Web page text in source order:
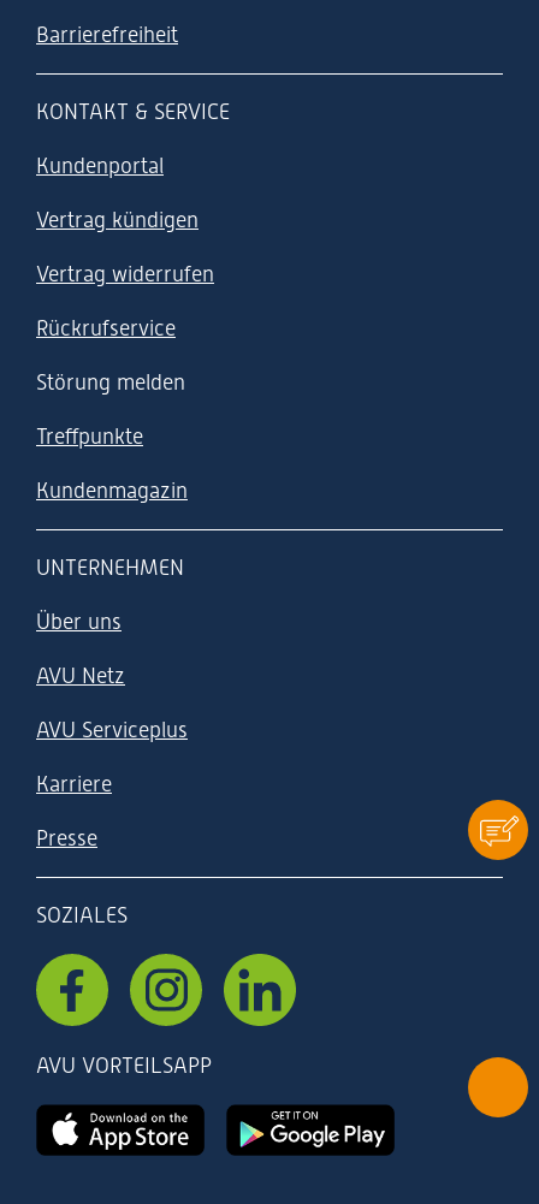
Barrierefreiheit
KONTAKT & SERVICE
Kundenportal
Vertrag kündigen
Vertrag widerrufen
Rückrufservice
Störung melden
Treffpunkte
Kundenmagazin
UNTERNEHMEN
Über uns
AVU Netz
AVU Serviceplus
Karriere
Presse
SOZIALES
AVU VORTEILSAPP